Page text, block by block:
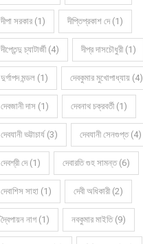
দীপা সরকার (1) দীপ্তিপ্রকাশ দে (1)
দীপ্তেন্দু চ্যাটার্জী (4) দীপ্র দাসচৌধুরী (1)
দুর্গাপদ মন্ডল (1) দেবকুমার মুখোপাধ্যায় (4)
দেবজানী দাস (1) দেবনাথ চক্রবর্তী (1)
দেবযানী ভট্টাচার্য (3) দেবযানী সেনগুপ্ত (4)
দেবশ্রী দে (1) দেবারতি গুহ সামন্ত (6)
দেবাশিস সাহা (1) দেবী অধিকারী (2)
দ্বৈপায়ন নাগ (1) নবকুমার মাইতি (9)